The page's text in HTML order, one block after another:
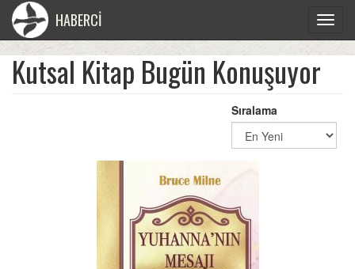
Toggle
HABERCİ
Kutsal Kitap Bugün Konuşuyor
Sıralama